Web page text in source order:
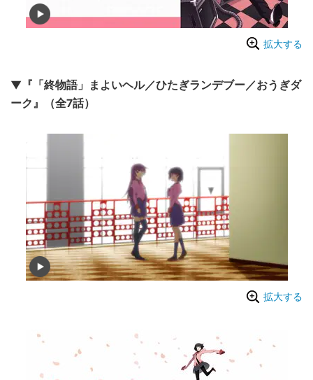
拡大する
▼『「終物語」まよいヘル／ひたぎランデブー／おうぎダ
ーク』（全7話）
拡大する